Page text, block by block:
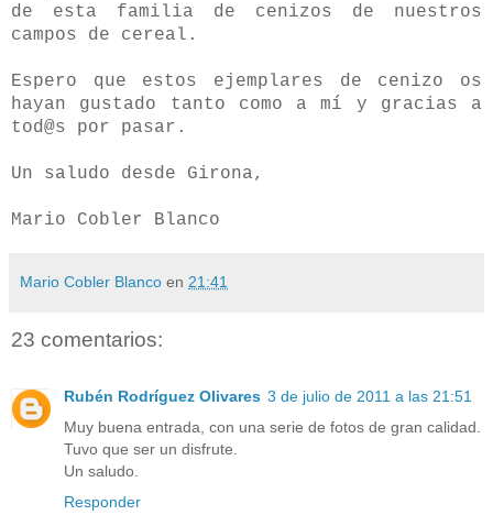
de esta familia de cenizos de nuestros
campos de cereal.
Espero que estos ejemplares de cenizo os
hayan gustado tanto como a mí y gracias a
tod@s por pasar.
Un saludo desde Girona,
Mario Cobler Blanco
Mario Cobler Blanco en 21:41
23 comentarios:
Rubén Rodríguez Olivares 3 de julio de 2011 a las 21:51
Muy buena entrada, con una serie de fotos de gran calidad.
Tuvo que ser un disfrute.
Un saludo.
Responder